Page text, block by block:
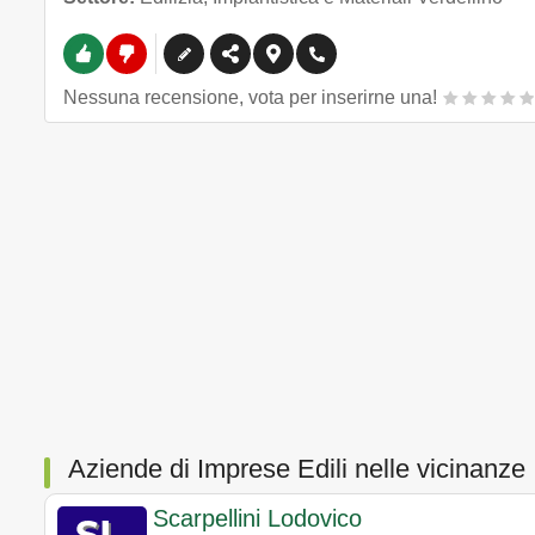
Nessuna recensione, vota per inserirne una!
Aziende di Imprese Edili nelle vicinanze
Scarpellini Lodovico